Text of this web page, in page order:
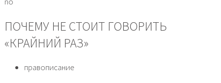
ПОЧЕМУ НЕ СТОИТ ГОВОРИТЬ
«КРАЙНИЙ РАЗ»
правописание